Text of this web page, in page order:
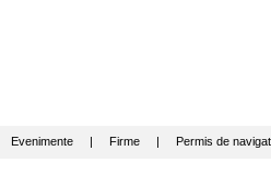
Evenimente| Firme| Permis de